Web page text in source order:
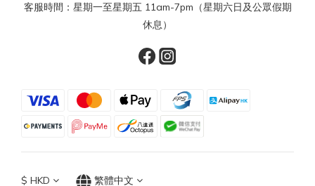
客服時間：星期一至星期五 11am-7pm（星期六日及公眾假期
休息）
$ HKD 繁體中文